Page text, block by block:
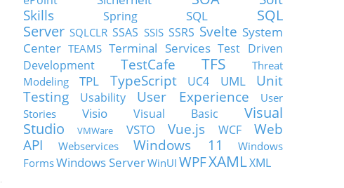
Skills
Spring SQL
SQL
Server SQLCLR SSAS SSIS SSRS Svelte System
Center TEAMS Terminal Services Test Driven
Development
TestCafe TFS
Threat
Modeling
TPL TypeScript UC4 UML
Unit
Testing
Usability User Experience
User
Stories
Visio Visual Basic
Visual
Studio
VMWare VSTO Vue.js WCF
Web
API
Webservices Windows 11
Windows
FormsWindows ServerWinUI WPFXAMLXML